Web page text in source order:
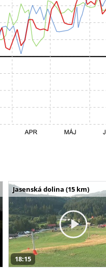
Jasenská dolina (15 km)
18:15